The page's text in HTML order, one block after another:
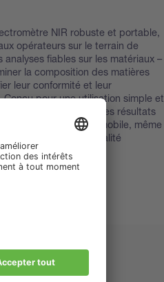
NIR robuste et portable,
opérateurs sur le terrain de
fiables sur les matériaux –
la composition des matières
leur conformité et leur
pour une utilisation simple et
les flux de travail, des résultats
via l'application mobile, même
informations de qualité
soyez.